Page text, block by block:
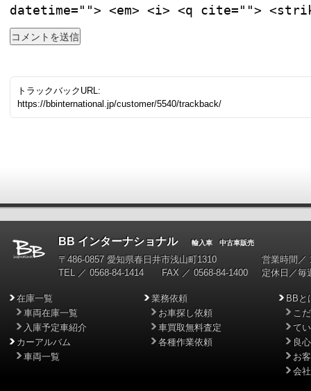
datetime=""> <em> <i> <q cite="">
トラックバックURL:
https://bbinternational.jp/customer/5540/trackback/
BB インターナショナル輸入車 中古車販売
〒486-0857 愛知県春日井市浅山町1310
TEL ／ 0568-84-1414 FAX ／ 0568-84-1400
営業時間／
定休日／毎
在庫一覧
車両在庫一覧
入庫予定車紹介
カーアルバム
車両一覧
業務依頼
お車探し依頼
車買取無料査定
各種作業依頼
BBと
こ
て
良
お
会